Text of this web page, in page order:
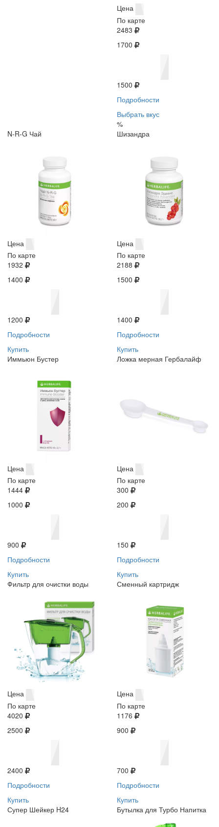
Цена
По карте
2483
1700
1500
Подробности
Выбрать вкус
%
N-R-G Чай
Цена
По карте
1932
1400
1200
Подробности
Купить
Шизандра
Цена
По карте
2188
1500
1400
Подробности
Купить
Иммьюн Бустер
Цена
По карте
1444
1000
900
Подробности
Купить
Ложка мерная Гербалайф
Цена
По карте
300
200
150
Подробности
Купить
Фильтр для очистки воды
Цена
По карте
4020
2500
2400
Подробности
Купить
Сменный картридж
Цена
По карте
1176
900
700
Подробности
Купить
Супер Шейкер H24
Бутылка для Турбо Напитка